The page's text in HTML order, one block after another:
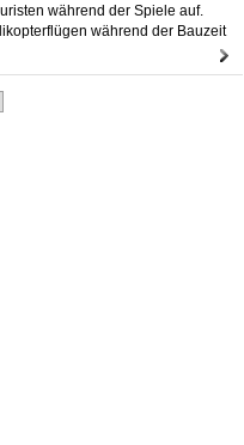
während der Spiele auf.
während der Bauzeit